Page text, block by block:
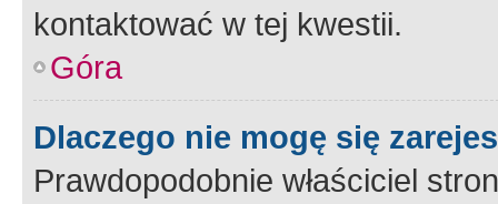
kontaktować w tej kwestii.
Góra
Dlaczego nie mogę się
Prawdopodobnie właściciel